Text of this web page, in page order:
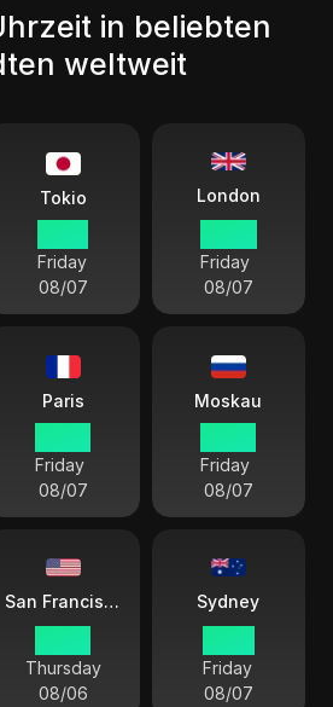
in beliebten
weltweit
Tokio
Friday
08/07
London
Friday
08/07
Paris
Friday
08/07
Moskau
Friday
08/07
San Francisco
Thursday
08/06
Sydney
Friday
08/07